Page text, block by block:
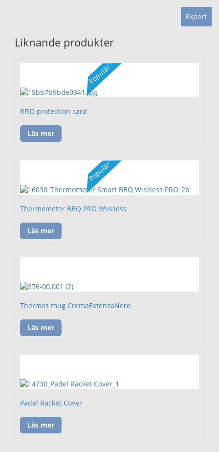
Export
Liknande produkter
Populär
RFID protection card
Läs mer
Populär
Thermometer BBQ PRO Wireless
Läs mer
Thermos mug CremaExtensaNero
Läs mer
Padel Racket Cover
Läs mer